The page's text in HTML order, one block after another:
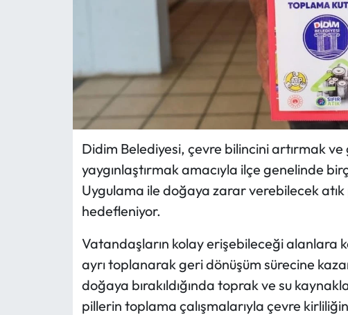
Didim Belediyesi, çevre bilincini artırmak ve
yaygınlaştırmak amacıyla ilçe genelinde
Uygulama ile doğaya zarar verebilecek
hedefleniyor.
Vatandaşların kolay erişebileceği alanlara
ayrı toplanarak geri dönüşüm sürecine
doğaya bırakıldığında toprak ve su
pillerin toplama çalışmalarıyla çevre
YAŞAM
RESMİ İLANLAR
HABER İLAN